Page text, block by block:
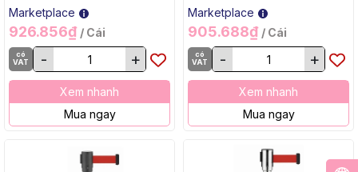
Marketplace
926.856₫ / Cái
có
VAT
- +
Xem nhanh
Mua ngay
Marketplace
905.688₫ / Cái
có
VAT
- +
Xem nhanh
Mua ngay